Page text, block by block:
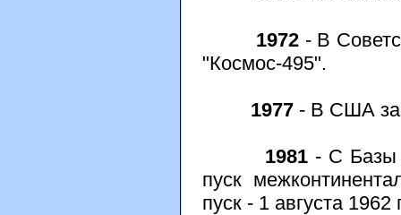
1972- В
"Космос-495".
1977- В США
1981 - С Базы
пуск
пуск - 1 августа 1962